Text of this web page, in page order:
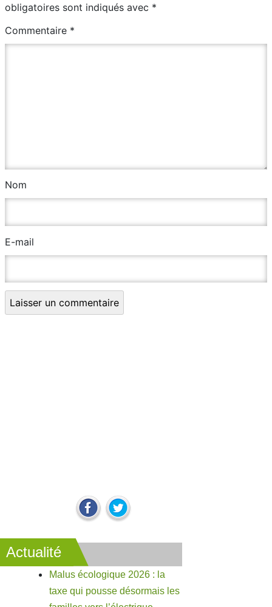
obligatoires sont indiqués avec *
Commentaire *
Nom
E-mail
Actualité
Malus écologique 2026 : la
taxe qui pousse désormais les